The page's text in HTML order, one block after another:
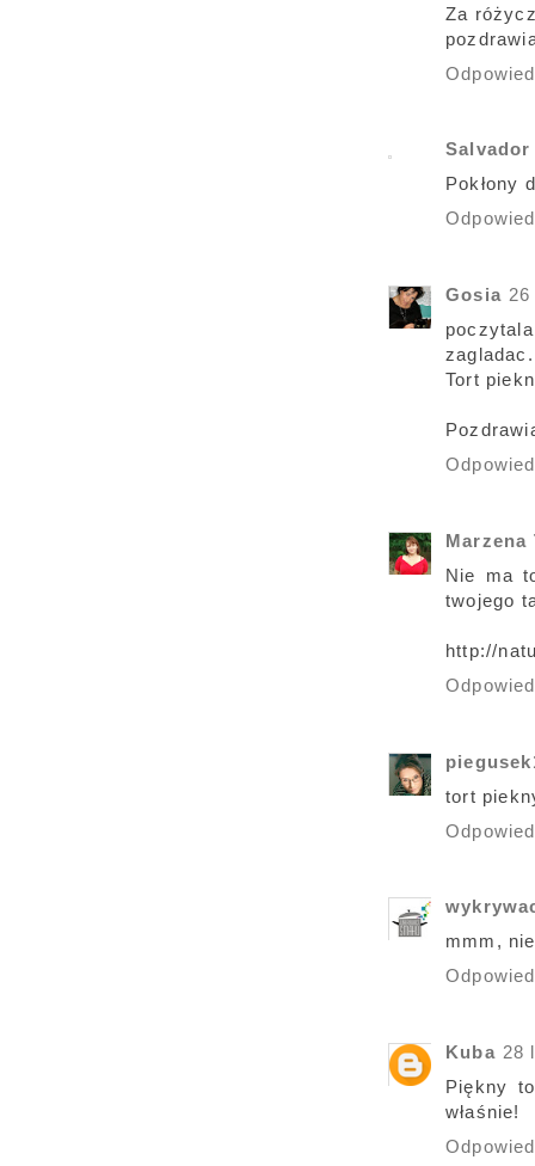
Za
Pokłony
Gosia
Tort
Marzena
Nie ma
twojego
http://
tort
mmm,
Kuba 28
Piękny
właśnie!